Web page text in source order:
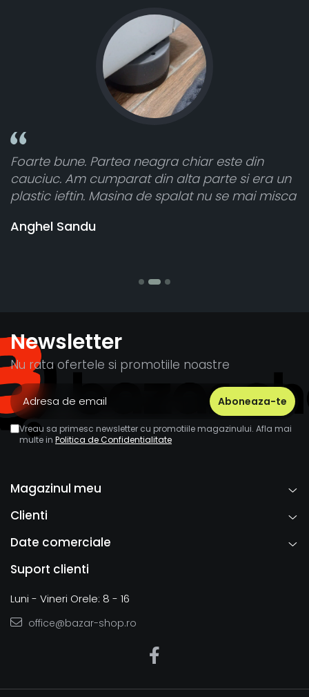
era un
misca
Toate sunt foarte luminoase și
atât de bine în curtea din spate. A primit
cele 8 bucati dar una nu a funcționat,
banii pentru 1 bucata, Multumesc
Newsletter
Nu rata ofertele si promotiile noastre
Vreau sa primesc newsletter cu promotiile magazinului. Afla mai
multe in Politica de Confidentialitate
Magazinul meu
Clienti
Date comerciale
Suport clienti
Luni - Vineri Orele: 8 - 16
office@bazar-shop.ro